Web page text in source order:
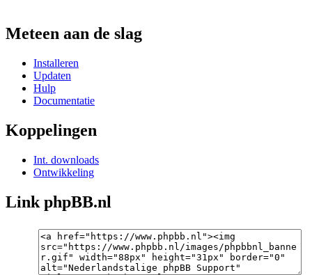
Meteen aan de slag
Installeren
Updaten
Hulp
Documentatie
Koppelingen
Int. downloads
Ontwikkeling
Link phpBB.nl